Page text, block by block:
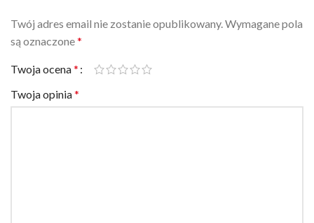
Twój adres email nie zostanie opublikowany. Wymagane pola
są oznaczone*
Twoja ocena*
Twoja opinia*